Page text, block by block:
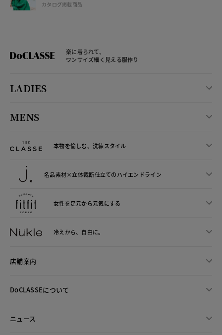
カタログ掲載商品
楽に着られて、
ワンサイズ細く見える服作り
LADIES
MENS
本物を愉しむ、洗練スタイル
名品素材×立体裁断仕立てのハイエンドライン
女性を足元から元気にする
冷えから、 自由に。
店舗案内
DoCLASSEについて
ニュース